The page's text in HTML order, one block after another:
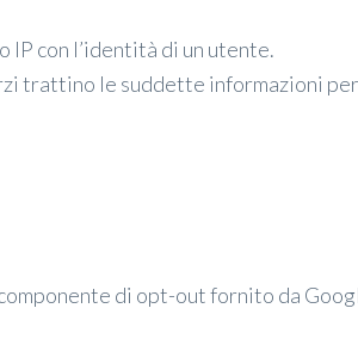
IP con l’identità di un utente.
trattino le suddette informazioni
di opt-out fornito da